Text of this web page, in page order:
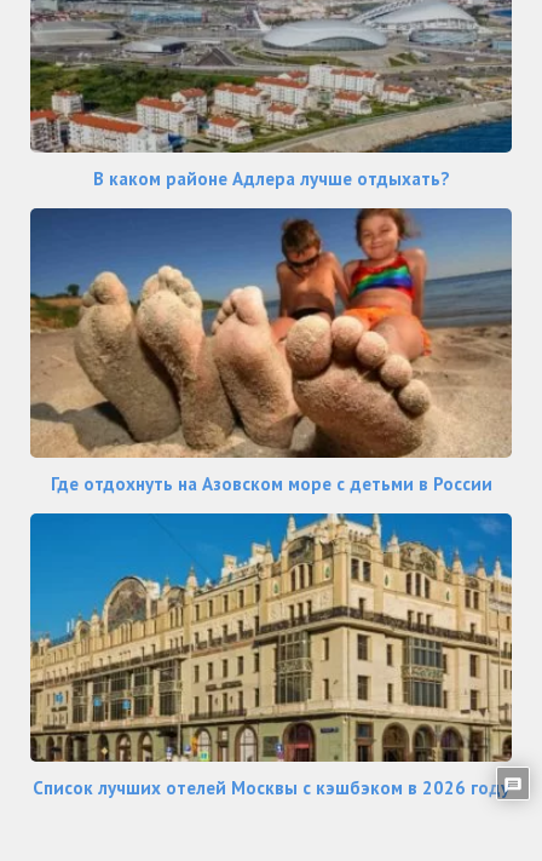
В каком районе Адлера лучше отдыхать?
Где отдохнуть на Азовском море с детьми в России
Список лучших отелей Москвы с кэшбэком в 2026 году